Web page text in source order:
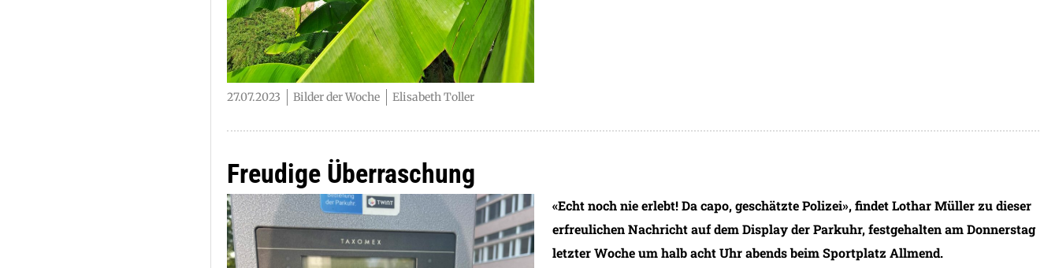
27.07.2023 Bilder der Woche Elisabeth Toller
Freudige Überraschung
«Echt noch nie erlebt! Da capo, geschätzte Polizei», findet Lothar Müller zu dieser
erfreulichen Nachricht auf dem Display der Parkuhr, festgehalten am Donnerstag
letzter Woche um halb acht Uhr abends beim Sportplatz Allmend.